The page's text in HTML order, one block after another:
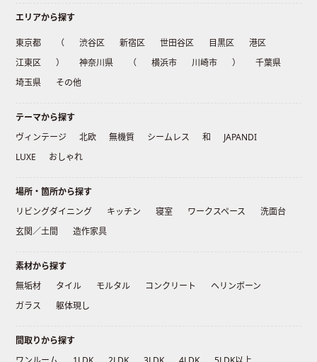
エリアから探す
東京都 （ 渋谷区 新宿区 世田谷区 目黒区
港区
江東区
） 神奈川県 （ 横浜市 川崎市 ）
千葉県
埼玉県
その他
テーマから探す
ヴィンテージ
北欧 無機質 シームレス 和
JAPANDI
LUXE
おしゃれ
場所・箇所から探す
リビングダイニング
キッチン 寝室 ワークスペース
洗面台
玄関／土間
造作家具
素材から探す
無垢材
タイル モルタル コンクリート
ヘリンボーン
ガラス
躯体現し
間取りから探す